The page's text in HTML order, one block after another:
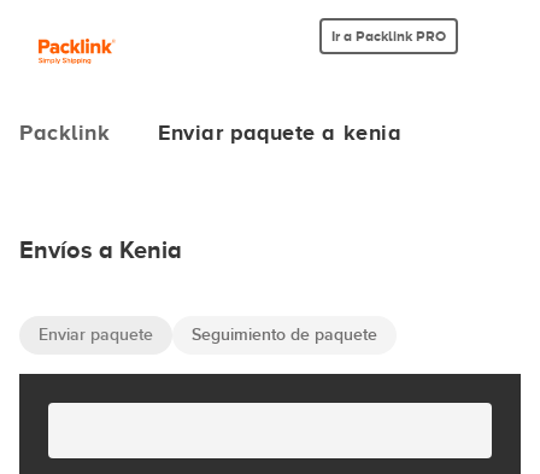
Ir a Packlink PRO
Packlink Enviar paquete a kenia
Envíos a Kenia
Enviar paquete Seguimiento de paquete